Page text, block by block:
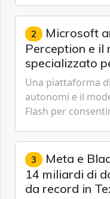
Cybersecurity.
2 Microsoft
Perception e il
specializzato
Una piattaforma
autonomi e il
Flash per
gestione continua
3 Meta e
14 miliardi di
da record in